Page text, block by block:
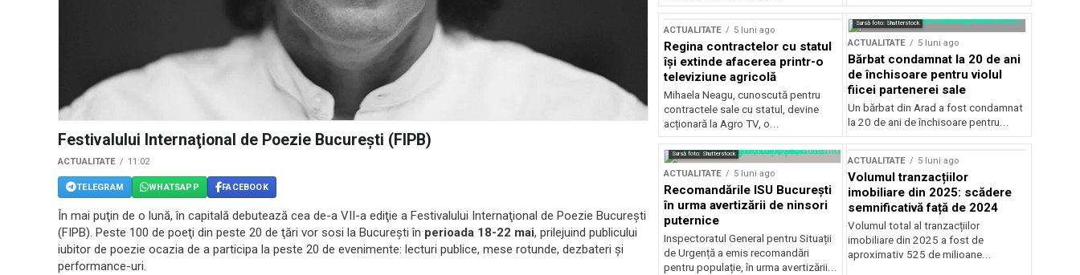
Festivalului Internaţional de Poezie Bucureşti (FIPB)
ACTUALITATE 11:02
TELEGRAM WHATSAPP FACEBOOK
În mai puţin de o lună, în capitală debutează cea de-a VII-a ediţie a Festivalului Internaţional de Poezie Bucureşti
(FIPB). Peste 100 de poeţi din peste 20 de ţări vor sosi la Bucureşti în perioada 18-22 mai, prilejuind publicului
iubitor de poezie ocazia de a participa la peste 20 de evenimente: lecturi publice, mese rotunde, dezbateri şi
performance-uri.
ACTUALITATE 5 luni ago
Regina contractelor cu statul
își extinde afacerea printr-o
televiziune agricolă
Mihaela Neagu, cunoscută pentru
contractele sale cu statul, devine
acționară la Agro TV, o...
Sursă foto: Shutterstock
ACTUALITATE 5 luni ago
Bărbat condamnat la 20 de ani
de închisoare pentru violul
fiicei partenerei sale
Un bărbat din Arad a fost condamnat
la 20 de ani de închisoare pentru...
Sursă foto: Shutterstock
ACTUALITATE 5 luni ago
Recomandările ISU București
în urma avertizării de ninsori
puternice
Inspectoratul General pentru Situații
de Urgență a emis recomandări
pentru populație, în urma avertizării...
ACTUALITATE 5 luni ago
Volumul tranzacțiilor
imobiliare din 2025: scădere
semnificativă față de 2024
Volumul total al tranzacțiilor
imobiliare din 2025 a fost de
aproximativ 525 de milioane...